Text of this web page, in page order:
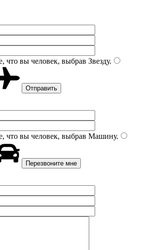
что вы человек, выбрав Звезду.
что вы человек, выбрав Машину.